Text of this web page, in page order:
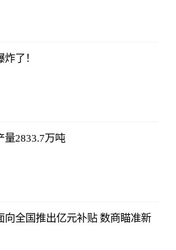
了！
量2833.7万吨
向全国推出亿元补贴 数商瞄准新